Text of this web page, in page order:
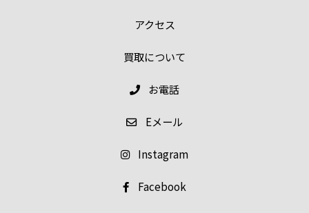
アクセス
買取について
お電話
Eメール
Instagram
Facebook